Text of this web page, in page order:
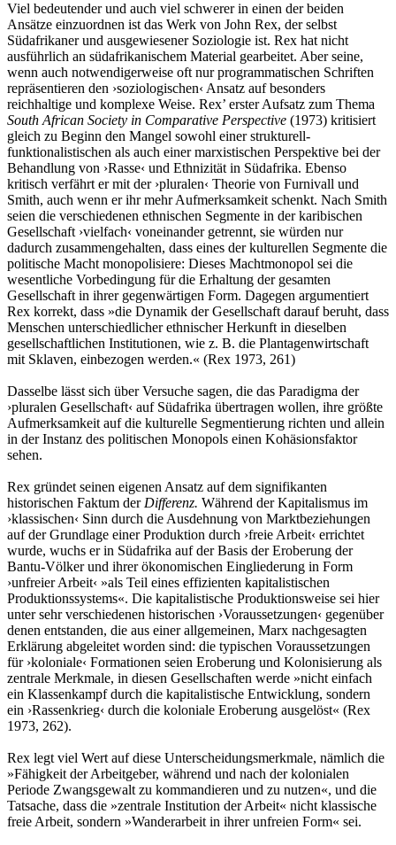
Viel bedeutender und auch viel schwerer in einen der beiden
Ansätze einzuordnen ist das Werk von John Rex, der selbst
Südafrikaner und ausgewiesener Soziologie ist. Rex hat nicht
ausführlich an südafrikanischem Material gearbeitet. Aber seine,
wenn auch notwendigerweise oft nur programmatischen Schriften
repräsentieren den ›soziologischen‹ Ansatz auf besonders
reichhaltige und komplexe Weise. Rex’ erster Aufsatz zum Thema
South African Society in Comparative Perspective (1973) kritisiert
gleich zu Beginn den Mangel sowohl einer strukturell-
funktionalistischen als auch einer marxistischen Perspektive bei der
Behandlung von ›Rasse‹ und Ethnizität in Südafrika. Ebenso
kritisch verfährt er mit der ›pluralen‹ Theorie von Furnivall und
Smith, auch wenn er ihr mehr Aufmerksamkeit schenkt. Nach Smith
seien die verschiedenen ethnischen Segmente in der karibischen
Gesellschaft ›vielfach‹ voneinander getrennt, sie würden nur
dadurch zusammengehalten, dass eines der kulturellen Segmente die
politische Macht monopolisiere: Dieses Machtmonopol sei die
wesentliche Vorbedingung für die Erhaltung der gesamten
Gesellschaft in ihrer gegenwärtigen Form. Dagegen argumentiert
Rex korrekt, dass »die Dynamik der Gesellschaft darauf beruht, dass
Menschen unterschiedlicher ethnischer Herkunft in dieselben
gesellschaftlichen Institutionen, wie z. B. die Plantagenwirtschaft
mit Sklaven, einbezogen werden.« (Rex 1973, 261)
Dasselbe lässt sich über Versuche sagen, die das Paradigma der
›pluralen Gesellschaft‹ auf Südafrika übertragen wollen, ihre größte
Aufmerksamkeit auf die kulturelle Segmentierung richten und allein
in der Instanz des politischen Monopols einen Kohäsionsfaktor
sehen.
Rex gründet seinen eigenen Ansatz auf dem signifikanten
historischen Faktum derDifferenz. Während der Kapitalismus im
›klassischen‹ Sinn durch die Ausdehnung von Marktbeziehungen
auf der Grundlage einer Produktion durch ›freie Arbeit‹ errichtet
wurde, wuchs er in Südafrika auf der Basis der Eroberung der
Bantu-Völker und ihrer ökonomischen Eingliederung in Form
›unfreier Arbeit‹ »als Teil eines effizienten kapitalistischen
Produktionssystems«. Die kapitalistische Produktionsweise sei hier
unter sehr verschiedenen historischen ›Voraussetzungen‹ gegenüber
denen entstanden, die aus einer allgemeinen, Marx nachgesagten
Erklärung abgeleitet worden sind: die typischen Voraussetzungen
für ›koloniale‹ Formatio­nen seien Eroberung und Kolonisierung als
zentrale Merkmale, in diesen Gesellschaften werde »nicht einfach
ein Klassenkampf durch die kapitalistische Entwicklung, sondern
ein ›Rassenkrieg‹ durch die koloniale Eroberung ausgelöst« (Rex
1973, 262).
Rex legt viel Wert auf diese Unterscheidungsmerkmale, nämlich die
»Fähigkeit der Arbeitgeber, während und nach der kolonialen
Periode Zwangs­gewalt zu kommandieren und zu nutzen«, und die
Tatsache, dass die »zentrale Institution der Arbeit« nicht klassische
freie Arbeit, sondern »Wanderarbeit in ihrer unfreien Form« sei.